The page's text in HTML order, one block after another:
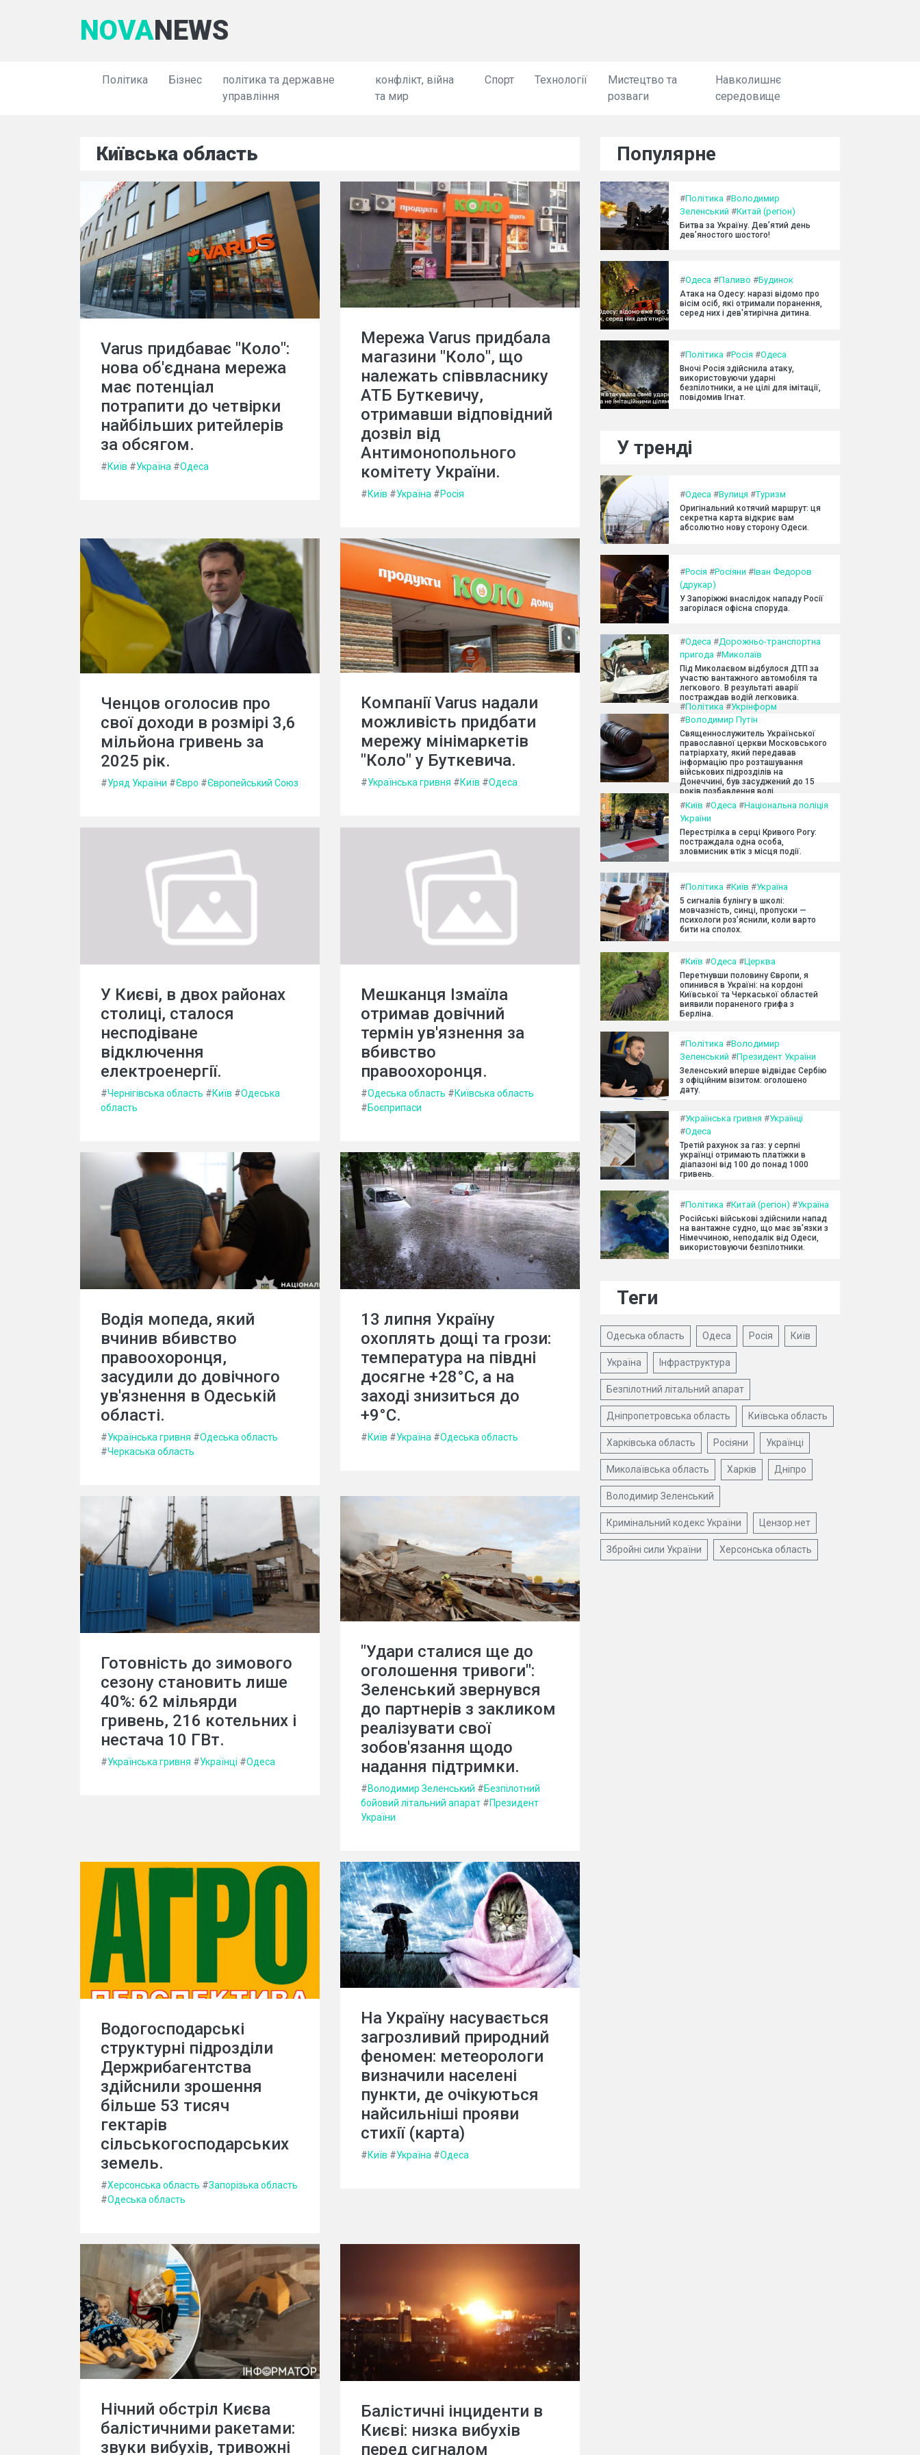
NOVANEWS
Політика Бізнес
політика та державне
управління
конфлікт, війна
та мир
Спорт Технології
Мистецтво та
розваги
Навколишнє
середовище
Київська область
Varus придбаває "Коло":
нова об'єднана мережа
має потенціал
потрапити до четвірки
найбільших ритейлерів
за обсягом.
#Київ #Україна #Одеса
Мережа Varus придбала
магазини "Коло", що
належать співвласнику
АТБ Буткевичу,
отримавши відповідний
дозвіл від
Антимонопольного
комітету України.
#Київ #Україна #Росія
Ченцов оголосив про
свої доходи в розмірі 3,6
мільйона гривень за
2025 рік.
#Уряд України #Євро #Європейський Союз
Компанії Varus надали
можливість придбати
мережу мінімаркетів
"Коло" у Буткевича.
#Українська гривня #Київ #Одеса
У Києві, в двох районах
столиці, сталося
несподіване
відключення
електроенергії.
#Чернігівська область #Київ #Одеська
область
Мешканця Ізмаїла
отримав довічний
термін ув'язнення за
вбивство
правоохоронця.
#Одеська область #Київська область
#Боєприпаси
Водія мопеда, який
вчинив вбивство
правоохоронця,
засудили до довічного
ув'язнення в Одеській
області.
#Українська гривня #Одеська область
#Черкаська область
13 липня Україну
охоплять дощі та грози:
температура на півдні
досягне +28°C, а на
заході знизиться до
+9°C.
#Київ #Україна #Одеська область
Готовність до зимового
сезону становить лише
40%: 62 мільярди
гривень, 216 котельних і
нестача 10 ГВт.
#Українська гривня #Українці #Одеса
"Удари сталися ще до
оголошення тривоги":
Зеленський звернувся
до партнерів з закликом
реалізувати свої
зобов'язання щодо
надання підтримки.
#Володимир Зеленський #Безпілотний
бойовий літальний апарат #Президент
України
Водогосподарські
структурні підрозділи
Держрибагентства
здійснили зрошення
більше 53 тисяч
гектарів
сільськогосподарських
земель.
#Херсонська область #Запорізька область
#Одеська область
На Україну насувається
загрозливий природний
феномен: метеорологи
визначили населені
пункти, де очікуються
найсильніші прояви
стихії (карта)
#Київ #Україна #Одеса
Нічний обстріл Києва
балістичними ракетами:
звуки вибухів, тривожні
Балістичні інциденти в
Києві: низка вибухів
перед сигналом
Популярне
#Політика #Володимир
Зеленський #Китай (регіон)
Битва за Україну. Дев’ятий день
дев’яностого шостого!
#Одеса #Паливо #Будинок
Атака на Одесу: наразі відомо про
вісім осіб, які отримали поранення,
серед них і дев'ятирічна дитина.
#Політика #Росія #Одеса
Вночі Росія здійснила атаку,
використовуючи ударні
безпілотники, а не цілі для імітації,
повідомив Ігнат.
У тренді
#Одеса #Вулиця #Туризм
Оригінальний котячий маршрут: ця
секретна карта відкриє вам
абсолютно нову сторону Одеси.
#Росія #Росіяни #Іван Федоров
(друкар)
У Запоріжжі внаслідок нападу Росії
загорілася офісна споруда.
#Одеса #Дорожньо-транспортна
пригода #Миколаїв
Під Миколаєвом відбулося ДТП за
участю вантажного автомобіля та
легкового. В результаті аварії
постраждав водій легковика.
#Політика #Укрінформ
#Володимир Путін
Священнослужитель Української
православної церкви Московського
патріархату, який передавав
інформацію про розташування
військових підрозділів на
Донеччині, був засуджений до 15
років позбавлення волі.
#Київ #Одеса #Національна поліція
України
Перестрілка в серці Кривого Рогу:
постраждала одна особа,
зловмисник втік з місця події.
#Політика #Київ #Україна
5 сигналів булінгу в школі:
мовчазність, синці, пропуски —
психологи роз’яснили, коли варто
бити на сполох.
#Київ #Одеса #Церква
Перетнувши половину Європи, я
опинився в Україні: на кордоні
Київської та Черкаської областей
виявили пораненого грифа з
Берліна.
#Політика #Володимир
Зеленський #Президент України
Зеленський вперше відвідає Сербію
з офіційним візитом: оголошено
дату.
#Українська гривня #Українці
#Одеса
Третій рахунок за газ: у серпні
українці отримають платіжки в
діапазоні від 100 до понад 1000
гривень.
#Політика #Китай (регіон) #Україна
Російські військові здійснили напад
на вантажне судно, що має зв'язки з
Німеччиною, неподалік від Одеси,
використовуючи безпілотники.
Теги
Одеська область Одеса Росія Київ
Україна Інфраструктура
Безпілотний літальний апарат
Дніпропетровська область Київська область
Харківська область Росіяни Українці
Миколаївська область Харків Дніпро
Володимир Зеленський
Кримінальний кодекс України Цензор.нет
Збройні сили України Херсонська область